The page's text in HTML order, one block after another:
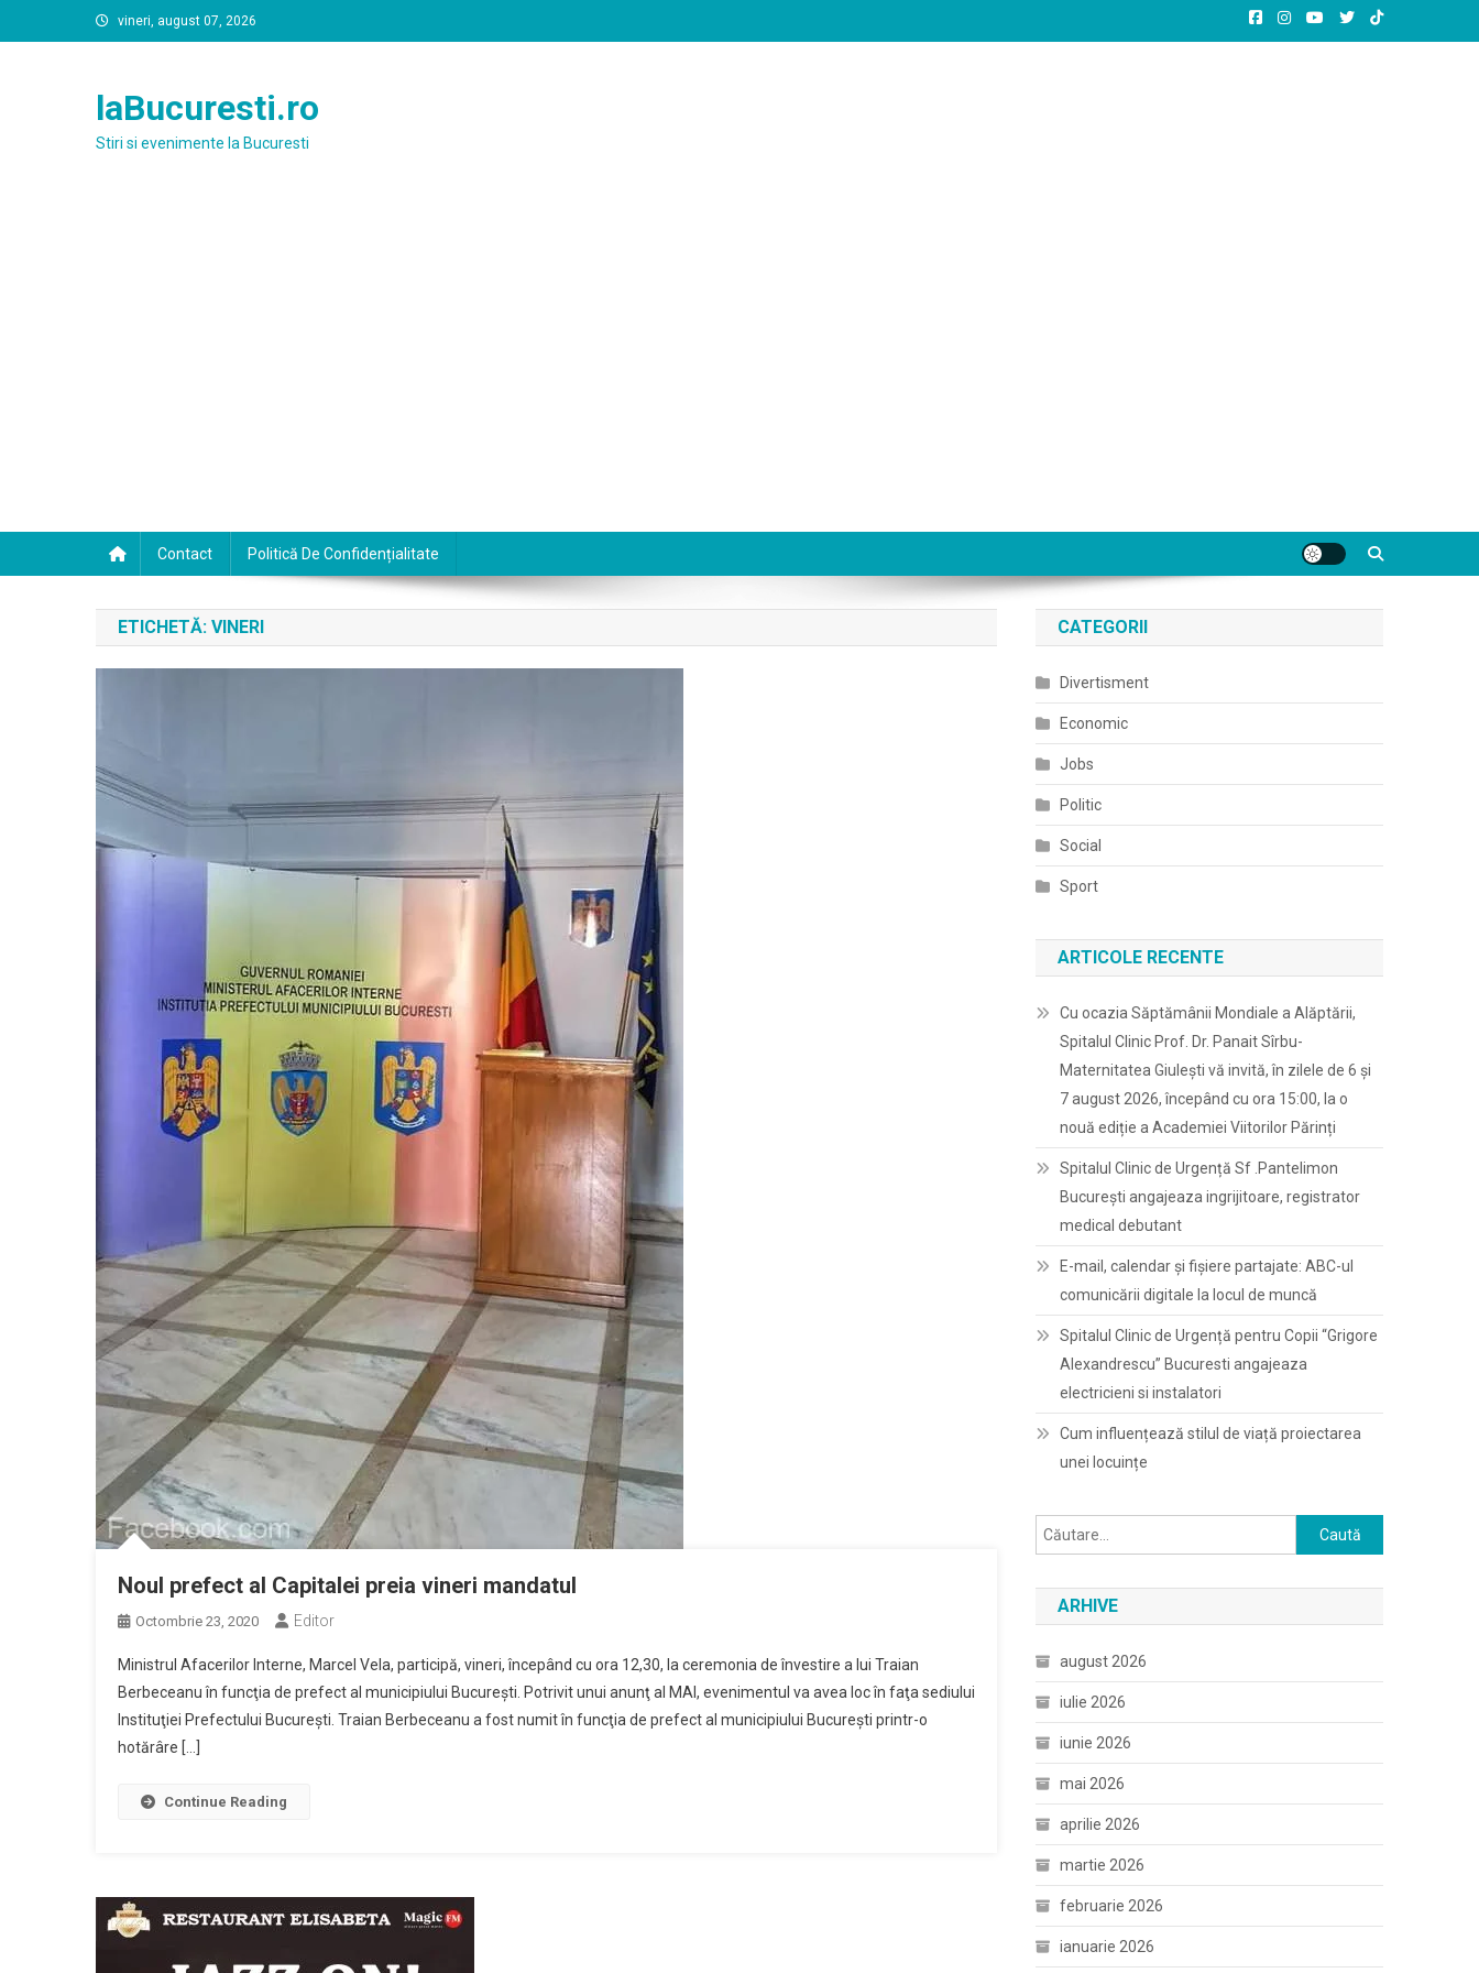
to
vineri, august 07, 2026
laBucuresti.ro
Stiri si evenimente la Bucuresti
Contact Politică De Confidențialitate
ETICHETĂ: VINERI
Noul prefect al Capitalei preia vineri mandatul
Octombrie 23, 2020 Editor
Ministrul Afacerilor Interne, Marcel Vela, participă, vineri, începând cu ora 12,30, la ceremonia de învestire a lui Traian
Berbeceanu în funcţia de prefect al municipiului Bucureşti. Potrivit unui anunţ al MAI, evenimentul va avea loc în faţa sediului
Instituţiei Prefectului Bucureşti. Traian Berbeceanu a fost numit în funcţia de prefect al municipiului Bucureşti printr-o
hotărâre […]
Continue Reading
CATEGORII
Divertisment
Economic
Jobs
Politic
Social
Sport
ARTICOLE RECENTE
Cu ocazia Săptămânii Mondiale a Alăptării,
Spitalul Clinic Prof. Dr. Panait Sîrbu-
Maternitatea Giulești vă invită, în zilele de 6 și
7 august 2026, începând cu ora 15:00, la o
nouă ediție a Academiei Viitorilor Părinți
Spitalul Clinic de Urgență Sf .Pantelimon
București angajeaza ingrijitoare, registrator
medical debutant
E-mail, calendar şi fişiere partajate: ABC-ul
comunicării digitale la locul de muncă
Spitalul Clinic de Urgență pentru Copii “Grigore
Alexandrescu” Bucuresti angajeaza
electricieni si instalatori
Cum influențează stilul de viață proiectarea
unei locuințe
Caută
după:
ARHIVE
august 2026
iulie 2026
iunie 2026
mai 2026
aprilie 2026
martie 2026
februarie 2026
ianuarie 2026